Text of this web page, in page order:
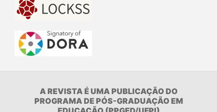
A REVISTA É UMA PUBLICAÇÃO DO
PROGRAMA DE PÓS-GRADUAÇÃO EM